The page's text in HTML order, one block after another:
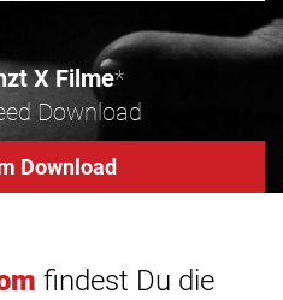
X Filme*
Download
Download
findest Du die